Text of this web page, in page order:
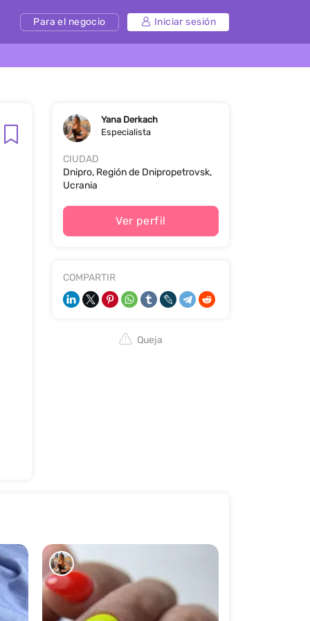
Para el negocio Iniciar sesión
Yana Derkach
Especialista
CIUDAD
Dnipro, Región de Dnipropetrovsk,
Ucrania
Ver perfil
COMPARTIR
Queja